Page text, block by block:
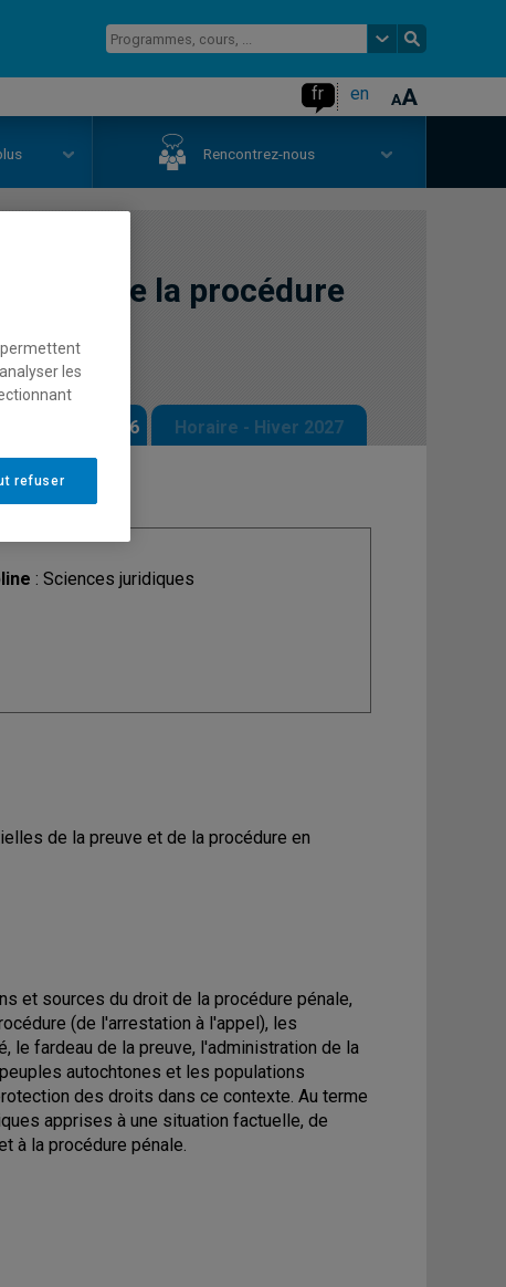
fr en
Rencontrez-nous
et de la procédure
- Automne 2026 Horaire - Hiver 2027
: Sciences juridiques
de la preuve et de la procédure en
et sources du droit de la procédure pénale,
(de l'arrestation à l'appel), les
fardeau de la preuve, l'administration de la
autochtones et les populations
des droits dans ce contexte. Au terme
apprises à une situation factuelle, de
à la procédure pénale.
permettent
les
refuser